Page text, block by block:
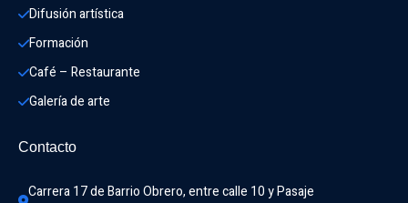
Difusión artística
Formación
Café – Restaurante
Galería de arte
Contacto
Carrera 17 de Barrio Obrero, entre calle 10 y Pasaje